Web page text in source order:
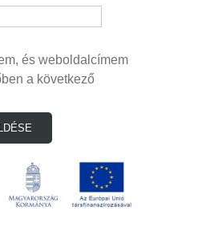
és weboldalcímem
a következő